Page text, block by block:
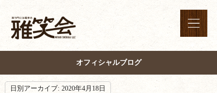
オフィシャルブログ
日別アーカイブ: 2020年4月18日